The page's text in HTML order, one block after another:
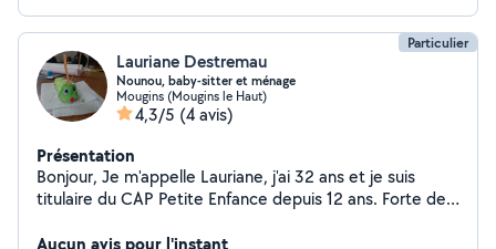
Particulier
Lauriane Destremau
Nounou, baby-sitter et ménage
Mougins (Mougins le Haut)
4,3/5 (4 avis)
Présentation
Bonjour, Je m'appelle Lauriane, j'ai 32 ans et je suis
titulaire du CAP Petite Enfance depuis 12 ans. Forte de
travaillé en crèche, en halte-garderie ainsi qu'au domicile
Aucun avis pour l'instant